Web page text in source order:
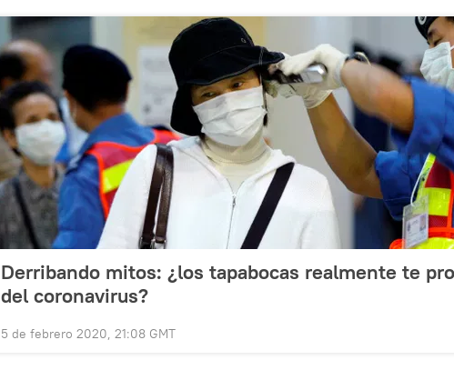
Derribando mitos: ¿los tapabocas realmente te
del coronavirus?
5 de febrero 2020, 21:08 GMT